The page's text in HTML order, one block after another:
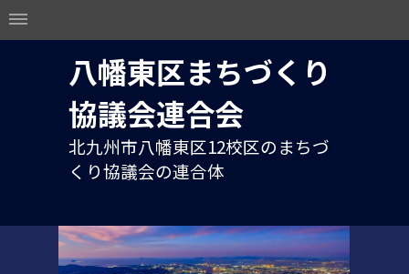
八幡東区まちづくり
協議会連合会
北九州市八幡東区12校区のまちづ
くり協議会の連合体